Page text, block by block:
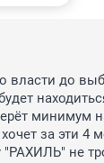
власти до
минимум
за эти 4
не